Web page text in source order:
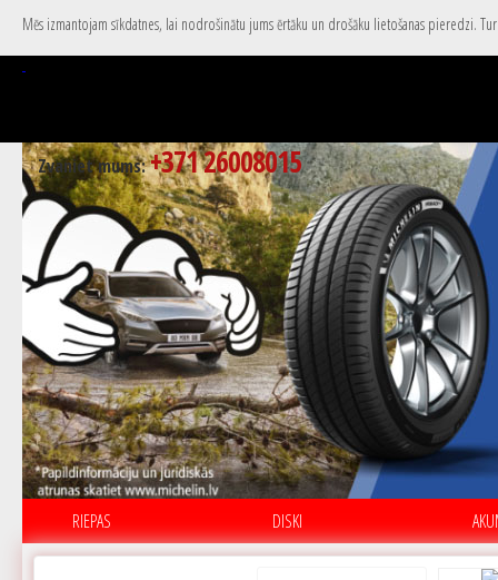
Mēs izmantojam sīkdatnes, lai nodrošinātu jums ērtāku un drošāku lietošanas pieredzi.
Zvaniet mums:+371 26008015
RIEPAS DISKI